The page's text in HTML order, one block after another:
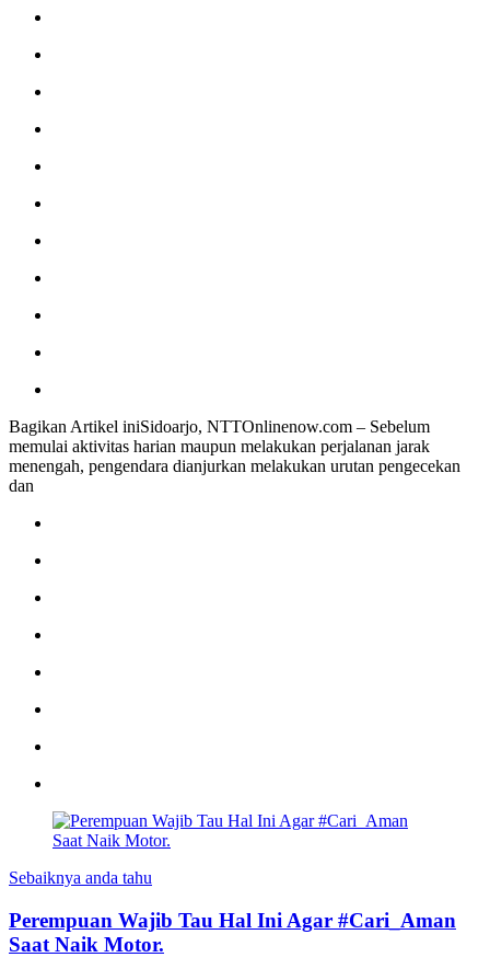
Bagikan Artikel iniSidoarjo, NTTOnlinenow.com – Sebelum
memulai aktivitas harian maupun melakukan perjalanan jarak
menengah, pengendara dianjurkan melakukan urutan pengecekan
dan
Sebaiknya anda tahu
Perempuan Wajib Tau Hal Ini Agar #Cari_Aman
Saat Naik Motor.